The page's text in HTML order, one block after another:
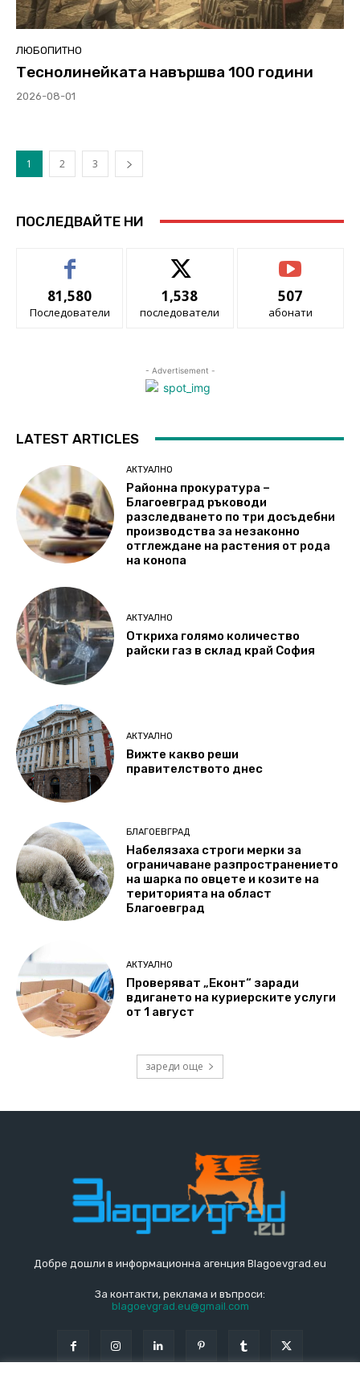
ЛЮБОПИТНО
Теснолинейката навършва 100 години
2026-08-01
1 2 3
ПОСЛЕДВАЙТЕ НИ
81,580
Последователи
1,538
последователи
507
абонати
- Advertisement -
LATEST ARTICLES
АКТУАЛНО
Районна прокуратура –
Благоевград ръководи
разследването по три досъдебни
производства за незаконно
отглеждане на растения от рода
на конопа
АКТУАЛНО
Откриха голямо количество
райски газ в склад край София
АКТУАЛНО
Вижте какво реши
правителството днес
БЛАГОЕВГРАД
Набелязаха строги мерки за
ограничаване разпространението
на шарка по овцете и козите на
територията на област
Благоевград
АКТУАЛНО
Проверяват „Еконт“ заради
вдигането на куриерските услуги
от 1 август
зареди още
Добре дошли в информационна агенция Blagoevgrad.eu
За контакти, реклама и въпроси:
blagoevgrad.eu@gmail.com